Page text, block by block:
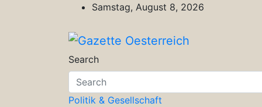
Samstag, August 8, 2026
Gazette Oesterreich
Magazin für Freizeit, Politik, Kultur
Search
Politik & Gesellschaft